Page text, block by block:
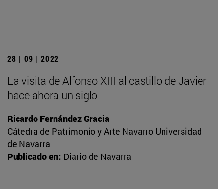
28 | 09 | 2022
La visita de Alfonso XIII al castillo de Javier
hace ahora un siglo
Ricardo Fernández Gracia
Cátedra de Patrimonio y Arte Navarro Universidad
de Navarra
Publicado en: Diario de Navarra